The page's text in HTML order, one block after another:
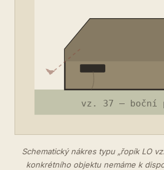
Schematický nákres typu „řopík LO
konkrétního objektu nemáme k